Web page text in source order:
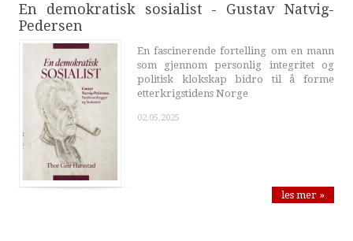
En demokratisk sosialist - Gustav Natvig-
Pedersen
En fascinerende fortelling om en mann
som gjennom personlig integritet og
politisk klokskap bidro til å forme
etterkrigstidens Norge
02.05.2025
les mer »